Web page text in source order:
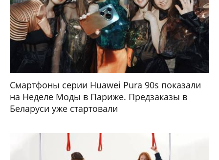
Смартфоны серии Huawei Pura 90s показали
на Неделе Моды в Париже. Предзаказы в
Беларуси уже стартовали